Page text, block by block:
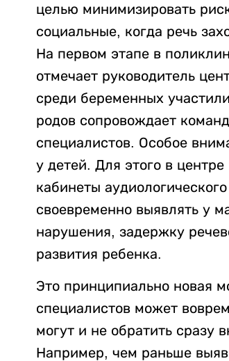
целью минимизировать
социальные, когда речь
На первом этапе в
отмечает руководитель
среди беременных
родов сопровождает
специалистов. Особое
у детей. Для этого в
кабинеты
своевременно выявлять у
нарушения, задержку
развития ребенка.
Это принципиально новая
специалистов может
могут и не обратить сразу
Например, чем раньше